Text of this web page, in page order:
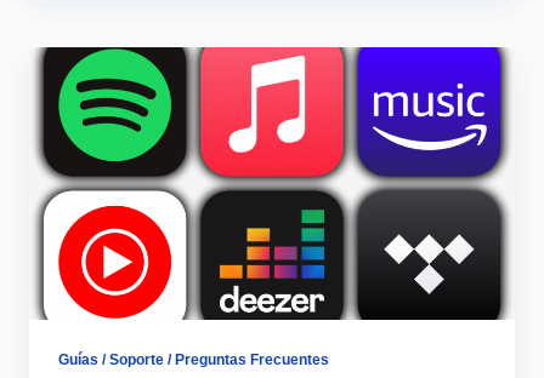
Guías / Soporte / Preguntas Frecuentes